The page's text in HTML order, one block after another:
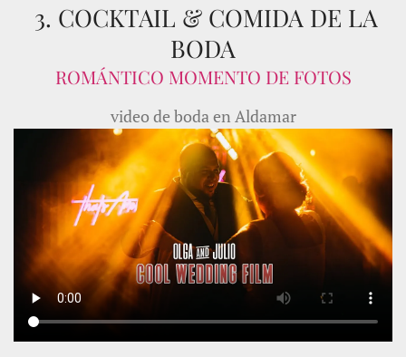
3. COCKTAIL & COMIDA DE LA
BODA
ROMÁNTICO MOMENTO DE FOTOS
video de boda en Aldamar